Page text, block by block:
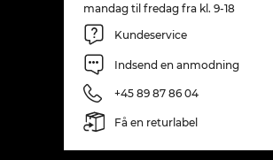
mandag til fredag fra kl. 9-18
Kundeservice
Indsend en anmodning
+45 89 87 86 04
Få en returlabel